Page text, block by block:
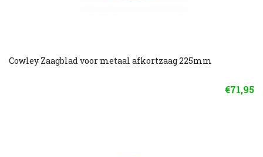
Cowley Zaagblad voor metaal afkortzaag 225mm
€71,95